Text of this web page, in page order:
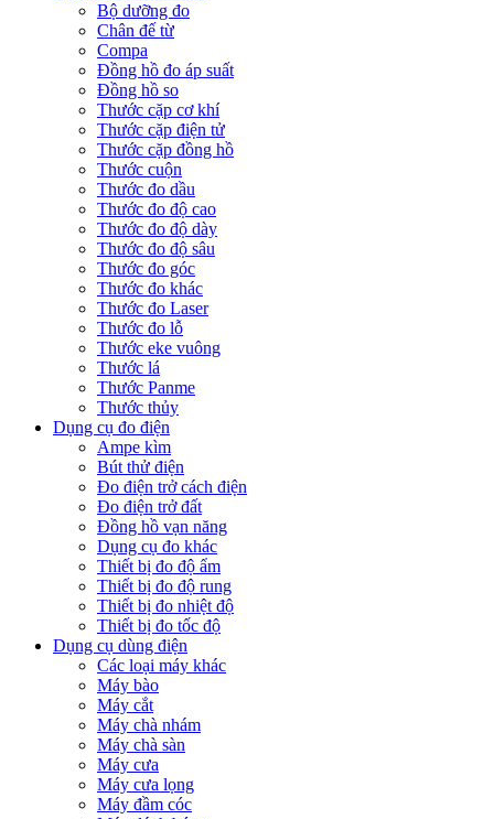
Bộ dưỡng đo
Chân đế từ
Compa
Đồng hồ đo áp suất
Đồng hồ so
Thước cặp cơ khí
Thước cặp điện tử
Thước cặp đồng hồ
Thước cuộn
Thước đo dầu
Thước đo độ cao
Thước đo độ dày
Thước đo độ sâu
Thước đo góc
Thước đo khác
Thước đo Laser
Thước đo lỗ
Thước eke vuông
Thước lá
Thước Panme
Thước thủy
Dụng cụ đo điện
Ampe kìm
Bút thử điện
Đo điện trở cách điện
Đo điện trở đất
Đồng hồ vạn năng
Dụng cụ đo khác
Thiết bị đo độ ẩm
Thiết bị đo độ rung
Thiết bị đo nhiệt độ
Thiết bị đo tốc độ
Dụng cụ dùng điện
Các loại máy khác
Máy bào
Máy cắt
Máy chà nhám
Máy chà sàn
Máy cưa
Máy cưa lọng
Máy đầm cóc